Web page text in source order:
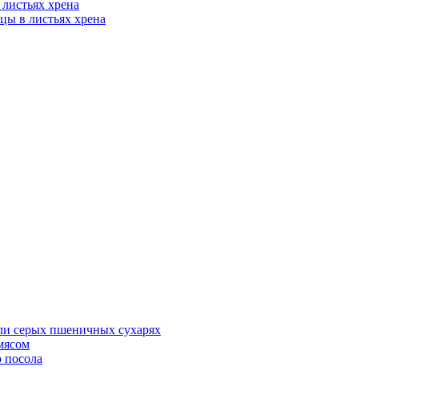
хрена
в листьях хрена
серых пшеничных сухарях